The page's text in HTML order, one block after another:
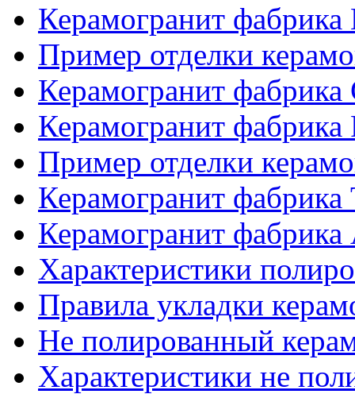
Керамогранит фабрика
Пример отделки
Керамогранит
Керамогранит
Пример отделки
Керамогранит
Керамогранит
Характеристики
Правила укладки
Не полированный
Характеристики не